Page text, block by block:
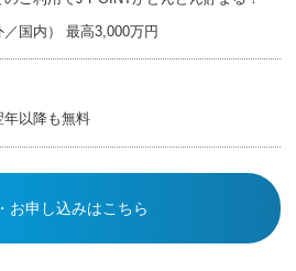
国内） 最高3,000万円
以降も無料
お申し込みはこちら